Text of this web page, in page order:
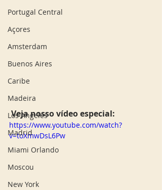
Portugal Central
Açores
Amsterdam
Buenos Aires
Caribe
Madeira
Los Angeles
Madrid
Miami Orlando
Moscou
New York
Veja nosso vídeo especial:
https://www.youtube.com/watch?
v=toXmwDsL6Pw